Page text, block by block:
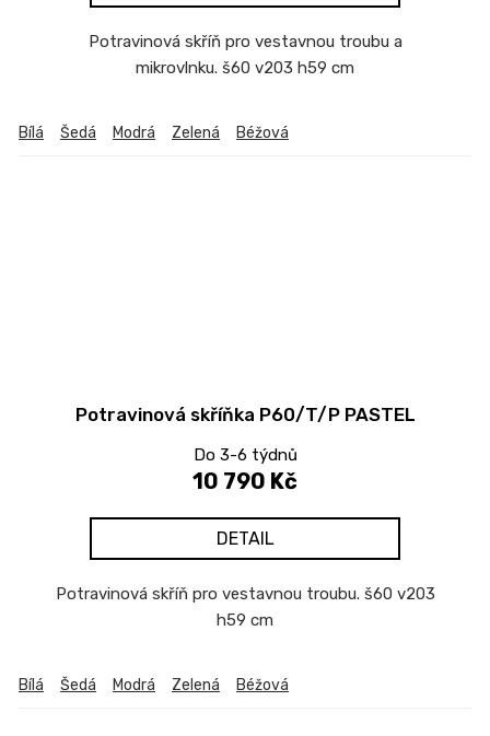
Potravinová skříň pro vestavnou troubu a
mikrovlnku. š60 v203 h59 cm
Bílá Šedá Modrá Zelená Béžová
Potravinová skříňka P60/T/P PASTEL
Do 3-6 týdnů
10 790 Kč
DETAIL
Potravinová skříň pro vestavnou troubu. š60 v203
h59 cm
Bílá Šedá Modrá Zelená Béžová